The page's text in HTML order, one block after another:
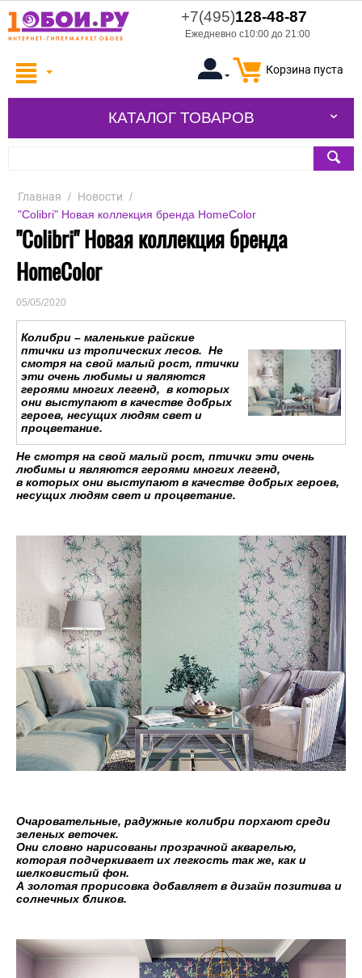
+7(495)128-48-87
Ежедневно с10:00 до 21:00
Корзина пуста
КАТАЛОГ ТОВАРОВ
Главная / Новости /
"Colibri" Новая коллекция бренда HomeColor
"Colibri" Новая коллекция бренда
HomeColor
05/05/2020
Колибри – маленькие райские
птички из тропических лесов. Не
смотря на свой малый рост, птички
эти очень любимы и являются
героями многих легенд, в которых
они выступают в качестве добрых
героев, несущих людям свет и
процветание.
Не смотря на свой малый рост, птички эти очень
любимы и являются героями многих легенд,
в которых они выступают в качестве добрых героев,
несущих людям свет и процветание.
Очаровательные, радужные колибри порхают среди
зеленых веточек.
Они словно нарисованы прозрачной акварелью,
которая подчеркивает их легкость так же, как и
шелковистый фон.
А золотая прорисовка добавляет в дизайн позитива и
солнечных бликов.